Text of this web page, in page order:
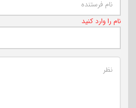
نام را وارد کنید